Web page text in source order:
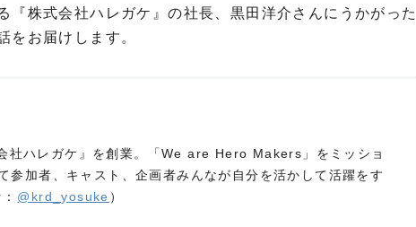
株式会社ハレガケ』の社長、黒田洋介さんにうかがった
をお届けします。
社ハレガケ』を創業。「We are Hero Makers」をミッショ
参加者、キャスト、企画者みんなが自分を活かして活躍をす
@krd_yosuke ）